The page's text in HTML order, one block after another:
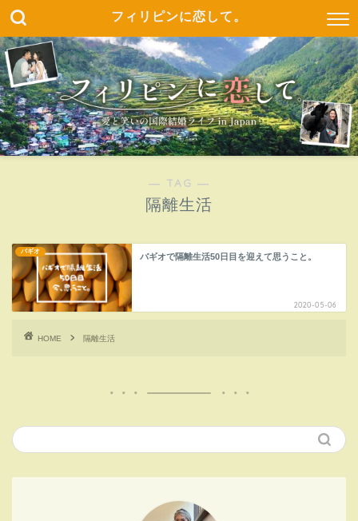
フィリピンに恋して。
― TAG ―
隔離生活
バギオ
バギオで隔離生活50日目を迎えて思うこと。
2020-05-06
HOME 隔離生活